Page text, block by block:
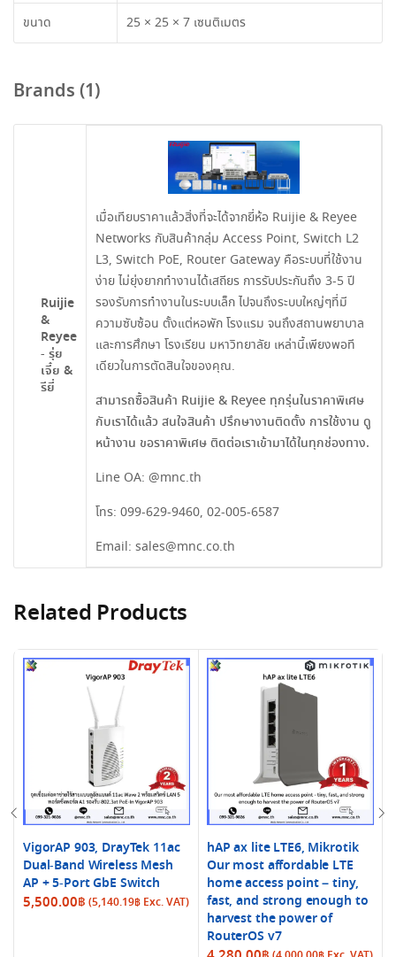
ขนาด 25 × 25 × 7 เซนติเมตร
Brands (1)
Ruijie
&
Reyee
- รุ่ย
เจี๋ย &
รียี่
เมื่อเทียบราคาแล้วสิ่งที่จะได้จากยี่ห้อ Ruijie & Reyee
Networks กับสินค้ากลุ่ม Access Point, Switch L2
L3, Switch PoE, Router Gateway คือระบบที่ใช้งาน
ง่าย ไม่ยุ่งยากทำงานได้เสถียร การรับประกันถึง 3-5 ปี
รองรับการทำงานในระบบเล็ก ไปจนถึงระบบใหญ่ๆที่มี
ความซับซ้อน ตั้งแต่หอพัก โรงแรม จนถึงสถานพยาบาล
และการศึกษา โรงเรียน มหาวิทยาลัย เหล่านี้เพียงพอที
เดียวในการตัดสินใจของคุณ.
สามารถซื้อสินค้า Ruijie & Reyee ทุกรุ่นในราคาพิเศษ
กับเราได้แล้ว สนใจสินค้า ปรึกษางานติดตั้ง การใช้งาน ดู
หน้างาน ขอราคาพิเศษ ติดต่อเราเข้ามาได้ในทุกช่องทาง.
Line OA: @mnc.th
โทร: 099-629-9460, 02-005-6587
Email: sales@mnc.co.th
Related Products
VigorAP 903, DrayTek 11ac
Dual-Band Wireless Mesh
AP + 5-Port GbE Switch
5,500.00฿ (5,140.19฿ Exc. VAT)
hAP ax lite LTE6, Mikrotik
Our most affordable LTE
home access point – tiny,
fast, and strong enough to
harvest the power of
RouterOS v7